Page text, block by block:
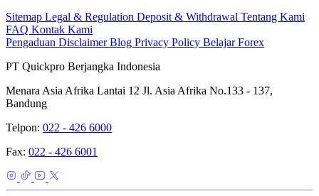
Sitemap Legal & Regulation Deposit & Withdrawal Tentang Kami
FAQ Kontak Kami
Pengaduan DisclaimerBlog Privacy Policy Belajar Forex
PT Quickpro Berjangka Indonesia
Menara Asia Afrika Lantai 12 Jl. Asia Afrika No.133 - 137,
Bandung
Telpon: 022 - 426 6000
Fax: 022 - 426 6001